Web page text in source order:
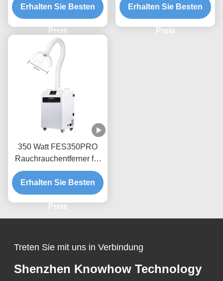
Hochleistungsluftreiniger
für Doppeldruckstationen
Erhalten Sie Besten
Preis
verstellbarem Arm
Erhalten Sie Besten
Preis
350 Watt FES350PRO
Rauchrauchentferner für
DTF-Drucker / 3D-Druck
Erhalten Sie Besten
Preis
Treten Sie mit uns in Verbindung
Shenzhen Knowhow Technology